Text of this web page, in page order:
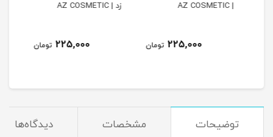
| AZ COSMETIC
225,000 تومان
زد | AZ COSMETIC
225,000 تومان
توضیحات مشخصات دیدگاه‌ها